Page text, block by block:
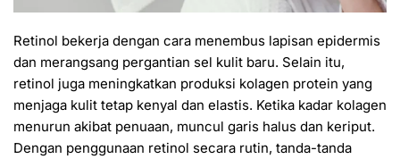
Retinol bekerja dengan cara menembus lapisan epidermis
dan merangsang pergantian sel kulit baru. Selain itu,
retinol juga meningkatkan produksi kolagen protein yang
menjaga kulit tetap kenyal dan elastis. Ketika kadar kolagen
menurun akibat penuaan, muncul garis halus dan keriput.
Dengan penggunaan retinol secara rutin, tanda-tanda